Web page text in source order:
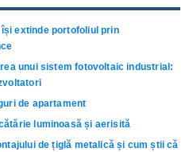
extinde portofoliul prin
unui sistem fotovoltaic industrial:
de apartament
luminoasă și aerisită
de țiglă metalică și cum știi că